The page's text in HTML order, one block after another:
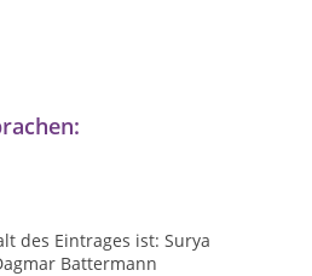
des Eintrages ist: Surya
Battermann